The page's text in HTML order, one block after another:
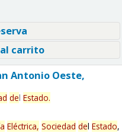
carrito
Antonio Oeste,
del Estado.
Eléctrica, Sociedad del Estado,